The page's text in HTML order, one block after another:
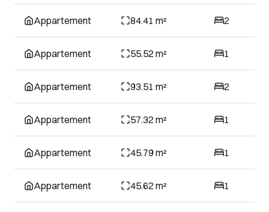
Appartement 84.41 m² 2
Appartement 55.52 m² 1
Appartement 93.51 m² 2
Appartement 57.32 m² 1
Appartement 45.79 m² 1
Appartement 45.62 m² 1